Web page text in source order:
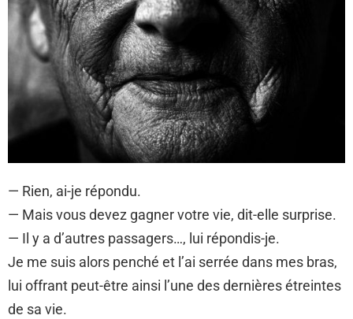
— Rien, ai-je répondu.
— Mais vous devez gagner votre vie, dit-elle surprise.
— Il y a d’autres passagers…, lui répondis-je.
Je me suis alors penché et l’ai serrée dans mes bras,
lui offrant peut-être ainsi l’une des dernières étreintes
de sa vie.